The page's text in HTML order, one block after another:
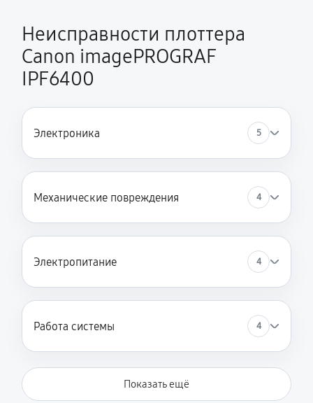
Неисправности плоттера
Canon imagePROGRAF
IPF6400
Электроника 5
Механические повреждения 4
Электропитание 4
Работа системы 4
Показать ещё